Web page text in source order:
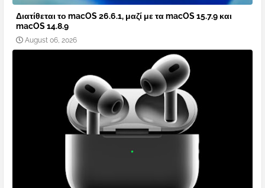
Διατίθεται το macOS 26.6.1, μαζί με τα macOS 15.7.9 και
macOS 14.8.9
August 06, 2026